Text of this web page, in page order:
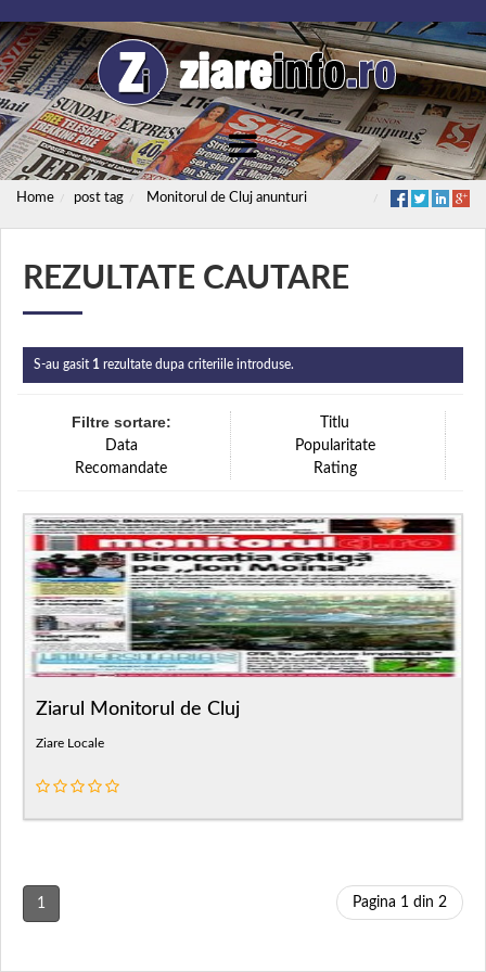
Home post tag Monitorul de Cluj anunturi
REZULTATE CAUTARE
S-au gasit 1 rezultate dupa criteriile introduse.
Filtre sortare:
Titlu
Data
Popularitate
Recomandate
Rating
Ziarul Monitorul de Cluj
Ziare Locale
1 Pagina 1 din 2